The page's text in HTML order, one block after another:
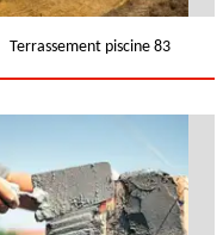
Terrassement piscine 83